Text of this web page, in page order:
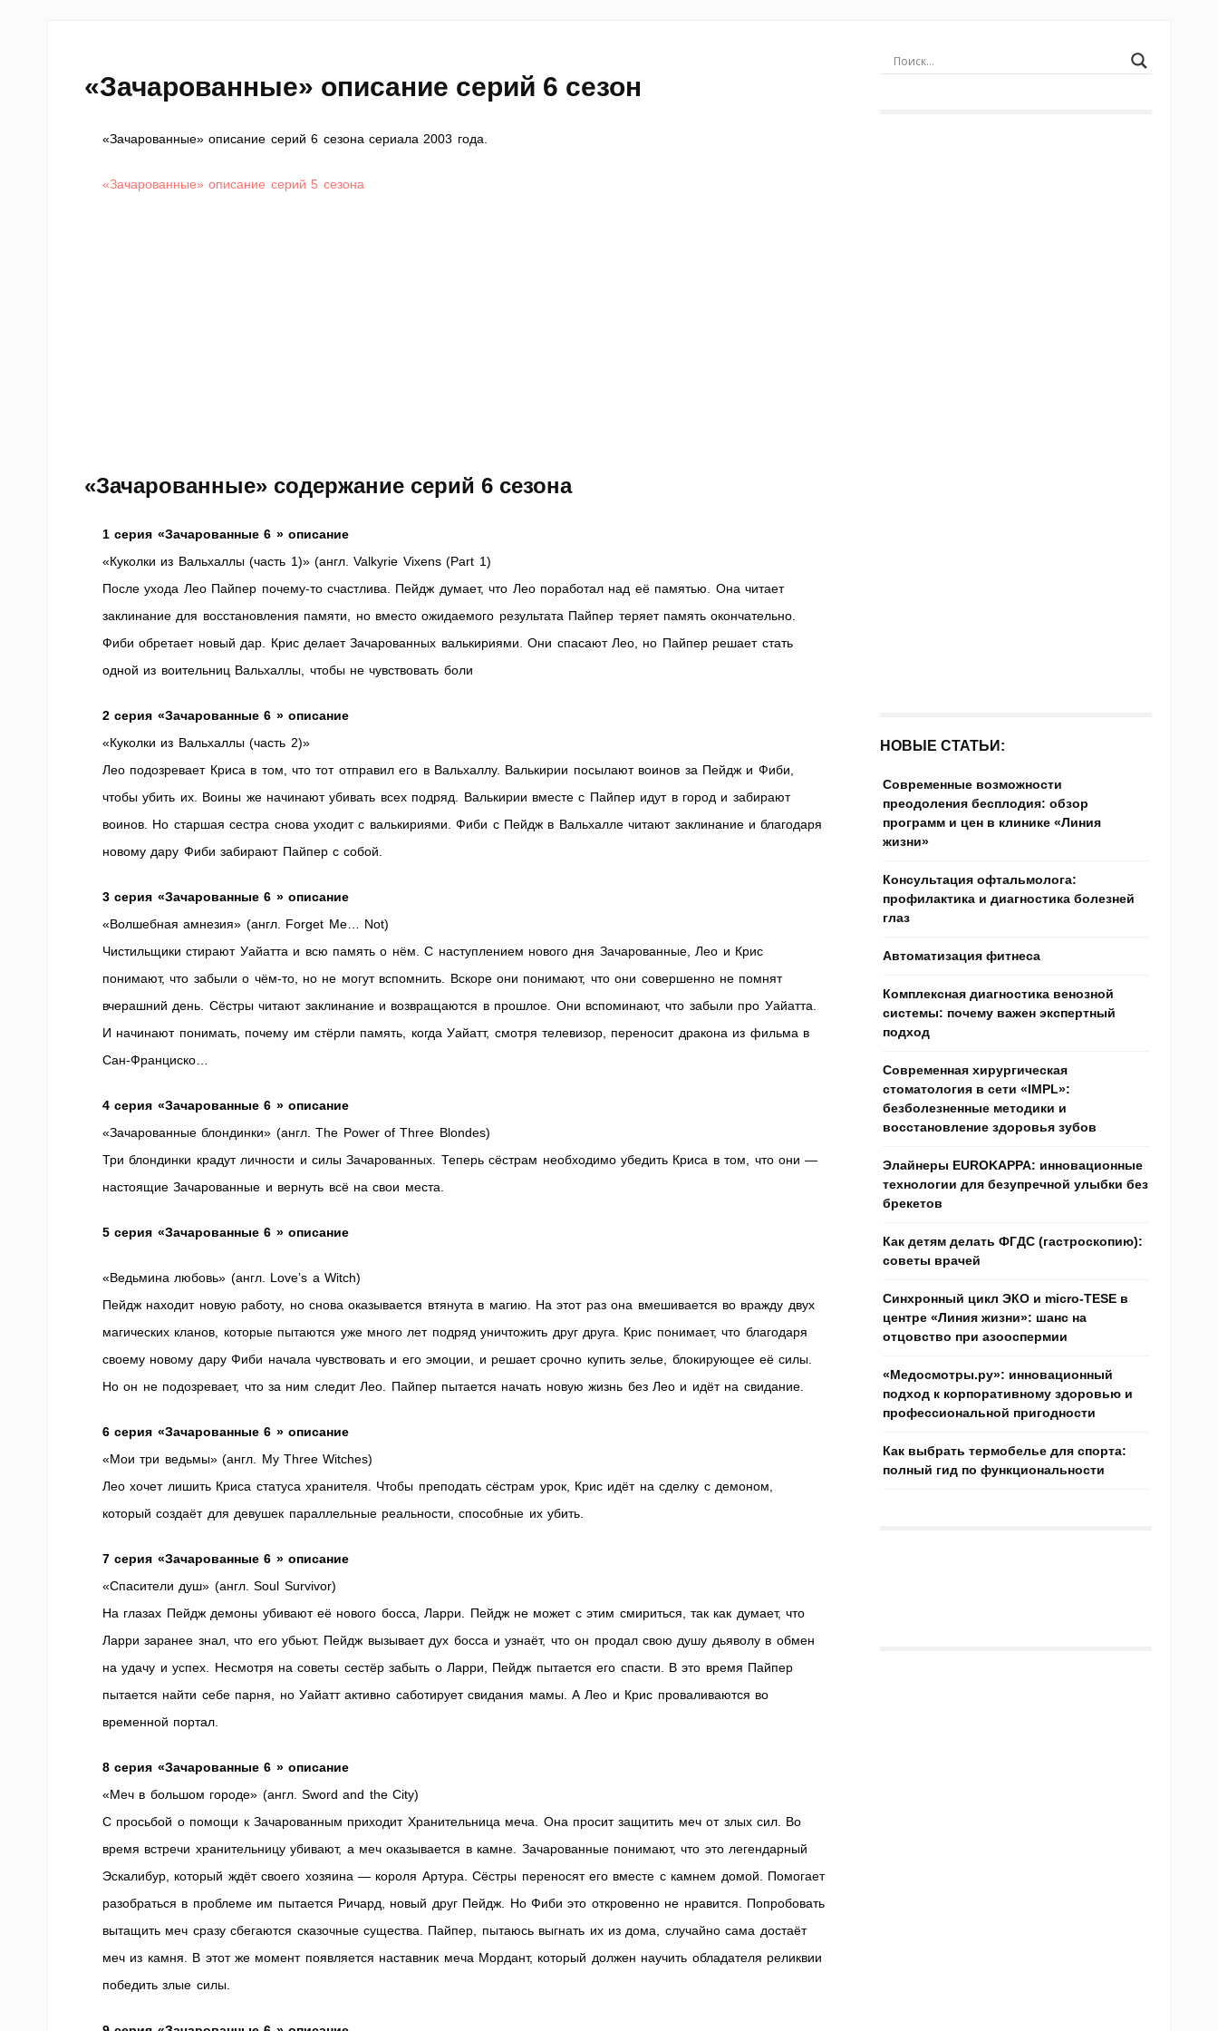
«Зачарованные» описание серий 6 сезон
«Зачарованные» описание серий 6 сезона сериала 2003 года.
«Зачарованные» описание серий 5 сезона
«Зачарованные» содержание серий 6 сезона
1 серия «Зачарованные 6 » описание
«Куколки из Вальхаллы (часть 1)» (англ. Valkyrie Vixens (Part 1)
После ухода Лео Пайпер почему-то счастлива. Пейдж думает, что Лео поработал над её памятью. Она читает
заклинание для восстановления памяти, но вместо ожидаемого результата Пайпер теряет память окончательно.
Фиби обретает новый дар. Крис делает Зачарованных валькириями. Они спасают Лео, но Пайпер решает стать
одной из воительниц Вальхаллы, чтобы не чувствовать боли
2 серия «Зачарованные 6 » описание
«Куколки из Вальхаллы (часть 2)»
Лео подозревает Криса в том, что тот отправил его в Вальхаллу. Валькирии посылают воинов за Пейдж и Фиби,
чтобы убить их. Воины же начинают убивать всех подряд. Валькирии вместе с Пайпер идут в город и забирают
воинов. Но старшая сестра снова уходит с валькириями. Фиби с Пейдж в Вальхалле читают заклинание и благодаря
новому дару Фиби забирают Пайпер с собой.
3 серия «Зачарованные 6 » описание
«Волшебная амнезия» (англ. Forget Me… Not)
Чистильщики стирают Уайатта и всю память о нём. С наступлением нового дня Зачарованные, Лео и Крис
понимают, что забыли о чём-то, но не могут вспомнить. Вскоре они понимают, что они совершенно не помнят
вчерашний день. Сёстры читают заклинание и возвращаются в прошлое. Они вспоминают, что забыли про Уайатта.
И начинают понимать, почему им стёрли память, когда Уайатт, смотря телевизор, переносит дракона из фильма в
Сан-Франциско…
4 серия «Зачарованные 6 » описание
«Зачарованные блондинки» (англ. The Power of Three Blondes)
Три блондинки крадут личности и силы Зачарованных. Теперь сёстрам необходимо убедить Криса в том, что они —
настоящие Зачарованные и вернуть всё на свои места.
5 серия «Зачарованные 6 » описание
«Ведьмина любовь» (англ. Love’s a Witch)
Пейдж находит новую работу, но снова оказывается втянута в магию. На этот раз она вмешивается во вражду двух
магических кланов, которые пытаются уже много лет подряд уничтожить друг друга. Крис понимает, что благодаря
своему новому дару Фиби начала чувствовать и его эмоции, и решает срочно купить зелье, блокирующее её силы.
Но он не подозревает, что за ним следит Лео. Пайпер пытается начать новую жизнь без Лео и идёт на свидание.
6 серия «Зачарованные 6 » описание
«Мои три ведьмы» (англ. My Three Witches)
Лео хочет лишить Криса статуса хранителя. Чтобы преподать сёстрам урок, Крис идёт на сделку с демоном,
который создаёт для девушек параллельные реальности, способные их убить.
7 серия «Зачарованные 6 » описание
«Спасители душ» (англ. Soul Survivor)
На глазах Пейдж демоны убивают её нового босса, Ларри. Пейдж не может с этим смириться, так как думает, что
Ларри заранее знал, что его убьют. Пейдж вызывает дух босса и узнаёт, что он продал свою душу дьяволу в обмен
на удачу и успех. Несмотря на советы сестёр забыть о Ларри, Пейдж пытается его спасти. В это время Пайпер
пытается найти себе парня, но Уайатт активно саботирует свидания мамы. А Лео и Крис проваливаются во
временной портал.
8 серия «Зачарованные 6 » описание
«Меч в большом городе» (англ. Sword and the City)
С просьбой о помощи к Зачарованным приходит Хранительница меча. Она просит защитить меч от злых сил. Во
время встречи хранительницу убивают, а меч оказывается в камне. Зачарованные понимают, что это легендарный
Эскалибур, который ждёт своего хозяина — короля Артура. Сёстры переносят его вместе с камнем домой. Помогает
разобраться в проблеме им пытается Ричард, новый друг Пейдж. Но Фиби это откровенно не нравится. Попробовать
вытащить меч сразу сбегаются сказочные существа. Пайпер, пытаюсь выгнать их из дома, случайно сама достаёт
меч из камня. В этот же момент появляется наставник меча Мордант, который должен научить обладателя реликвии
победить злые силы.
НОВЫЕ СТАТЬИ:
Современные возможности
преодоления бесплодия: обзор
программ и цен в клинике «Линия
жизни»
Консультация офтальмолога:
профилактика и диагностика болезней
глаз
Автоматизация фитнеса
Комплексная диагностика венозной
системы: почему важен экспертный
подход
Современная хирургическая
стоматология в сети «IMPL»:
безболезненные методики и
восстановление здоровья зубов
Элайнеры EUROKAPPA: инновационные
технологии для безупречной улыбки без
брекетов
Как детям делать ФГДС (гастроскопию):
советы врачей
Синхронный цикл ЭКО и micro-TESE в
центре «Линия жизни»: шанс на
отцовство при азооспермии
«Медосмотры.ру»: инновационный
подход к корпоративному здоровью и
профессиональной пригодности
Как выбрать термобелье для спорта:
полный гид по функциональности